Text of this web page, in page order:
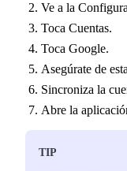
Ve a la
Toca Cuentas.
Toca Google.
Asegúrate de
Sincroniza la
Abre la
TIP